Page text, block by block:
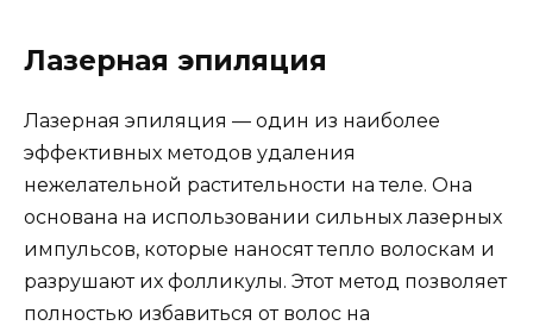
Лазерная эпиляция
Лазерная эпиляция — один из наиболее
эффективных методов удаления
нежелательной растительности на теле. Она
основана на использовании сильных лазерных
импульсов, которые наносят тепло волоскам и
разрушают их фолликулы. Этот метод позволяет
полностью избавиться от волос на